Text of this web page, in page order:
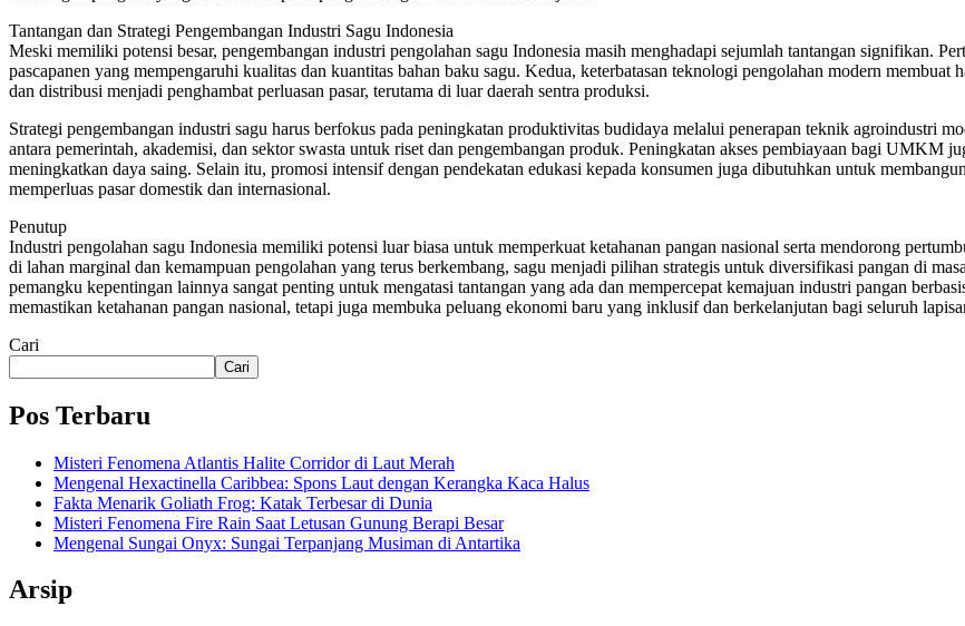
Tantangan dan Strategi Pengembangan Industri Sagu Indonesia
Meski memiliki potensi besar, pengembangan industri pengolahan sagu Indonesia masih menghadapi sejumlah tantangan signifikan.
pascapanen yang mempengaruhi kualitas dan kuantitas bahan baku sagu. Kedua, keterbatasan teknologi pengolahan modern
dan distribusi menjadi penghambat perluasan pasar, terutama di luar daerah sentra produksi.
Strategi pengembangan industri sagu harus berfokus pada peningkatan produktivitas budidaya melalui penerapan teknik agroindustri
antara pemerintah, akademisi, dan sektor swasta untuk riset dan pengembangan produk. Peningkatan akses pembiayaan bagi UMKM
meningkatkan daya saing. Selain itu, promosi intensif dengan pendekatan edukasi kepada konsumen juga dibutuhkan untuk
memperluas pasar domestik dan internasional.
Penutup
Industri pengolahan sagu Indonesia memiliki potensi luar biasa untuk memperkuat ketahanan pangan nasional serta mendorong
di lahan marginal dan kemampuan pengolahan yang terus berkembang, sagu menjadi pilihan strategis untuk diversifikasi pangan di
pemangku kepentingan lainnya sangat penting untuk mengatasi tantangan yang ada dan mempercepat kemajuan industri pangan
memastikan ketahanan pangan nasional, tetapi juga membuka peluang ekonomi baru yang inklusif dan berkelanjutan bagi seluruh
Cari
Cari
Pos Terbaru
Misteri Fenomena Atlantis Halite Corridor di Laut Merah
Mengenal Hexactinella Caribbea: Spons Laut dengan Kerangka Kaca Halus
Fakta Menarik Goliath Frog: Katak Terbesar di Dunia
Misteri Fenomena Fire Rain Saat Letusan Gunung Berapi Besar
Mengenal Sungai Onyx: Sungai Terpanjang Musiman di Antartika
Arsip